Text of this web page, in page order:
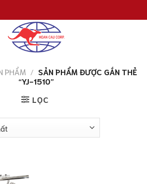
PHẨM / SẢN PHẨM ĐƯỢC GẮN THẺ
“YJ-1510”
LỌC